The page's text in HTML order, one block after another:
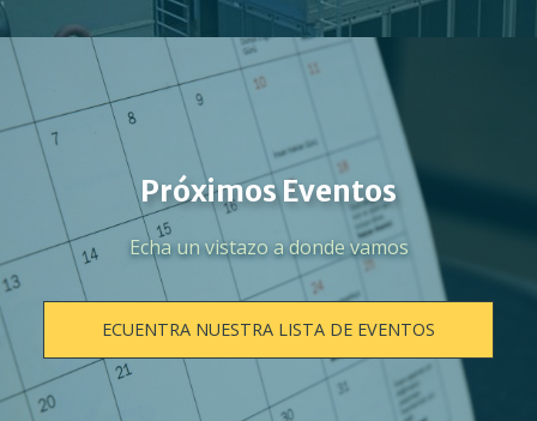
Próximos Eventos
Echa un vistazo a donde vamos
ECUENTRA NUESTRA LISTA DE EVENTOS